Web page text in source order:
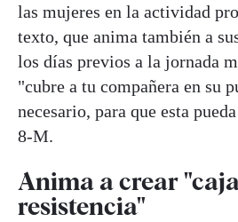
las mujeres en la actividad
texto, que anima también a
los días previos a la jornada
"cubre a tu compañera en su
necesario, para que esta
8-M.
Anima a crear
resistencia"